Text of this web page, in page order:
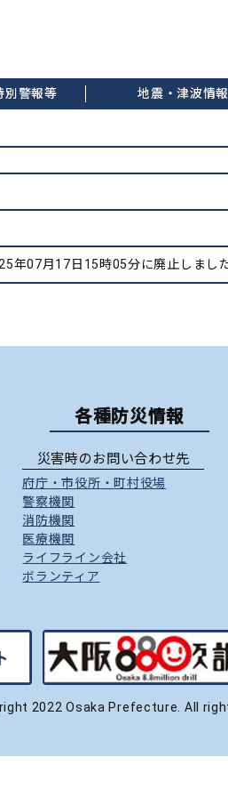
別警報等 地震・津波情報
年07月17日15時05分に廃止しました
各種防災情報
災害時のお問い合わせ先
府庁 ・市役所 ・町村役場
警察機関
消防機関
医療機関
ライフライン会社
ボランティア
2022 Osaka Prefecture. All